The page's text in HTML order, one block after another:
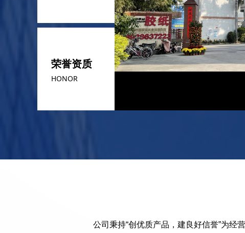
荣誉资质
HONOR
公司秉持“创优质产品，建良好信誉”为经